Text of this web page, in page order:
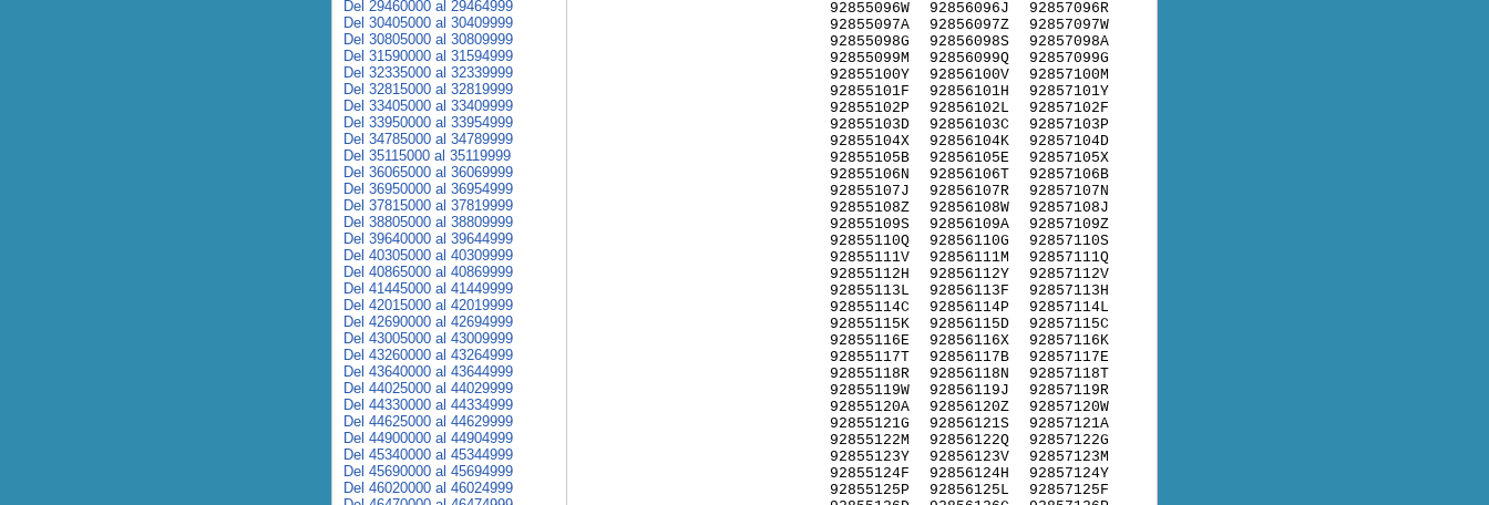
92855096W
92855097A
92855098G
92855099M
92855100Y
92855101F
92855102P
92855103D
92855104X
92855105B
92855106N
92855107J
92855108Z
92855109S
92855110Q
92855111V
92855112H
92855113L
92855114C
92855115K
92855116E
92855117T
92855118R
92855119W
92855120A
92855121G
92855122M
92855123Y
92855124F
92855125P
92856096J
92856097Z
92856098S
92856099Q
92856100V
92856101H
92856102L
92856103C
92856104K
92856105E
92856106T
92856107R
92856108W
92856109A
92856110G
92856111M
92856112Y
92856113F
92856114P
92856115D
92856116X
92856117B
92856118N
92856119J
92856120Z
92856121S
92856122Q
92856123V
92856124H
92856125L
92857096R
92857097W
92857098A
92857099G
92857100M
92857101Y
92857102F
92857103P
92857104D
92857105X
92857106B
92857107N
92857108J
92857109Z
92857110S
92857111Q
92857112V
92857113H
92857114L
92857115C
92857116K
92857117E
92857118T
92857119R
92857120W
92857121A
92857122G
92857123M
92857124Y
92857125F
Del 29460000 al 29464999
Del 30405000 al 30409999
Del 30805000 al 30809999
Del 31590000 al 31594999
Del 32335000 al 32339999
Del 32815000 al 32819999
Del 33405000 al 33409999
Del 33950000 al 33954999
Del 34785000 al 34789999
Del 35115000 al 35119999
Del 36065000 al 36069999
Del 36950000 al 36954999
Del 37815000 al 37819999
Del 38805000 al 38809999
Del 39640000 al 39644999
Del 40305000 al 40309999
Del 40865000 al 40869999
Del 41445000 al 41449999
Del 42015000 al 42019999
Del 42690000 al 42694999
Del 43005000 al 43009999
Del 43260000 al 43264999
Del 43640000 al 43644999
Del 44025000 al 44029999
Del 44330000 al 44334999
Del 44625000 al 44629999
Del 44900000 al 44904999
Del 45340000 al 45344999
Del 45690000 al 45694999
Del 46020000 al 46024999